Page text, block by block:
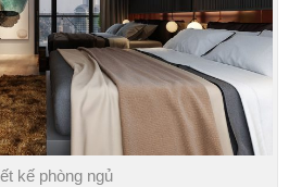
kế phòng ngủ